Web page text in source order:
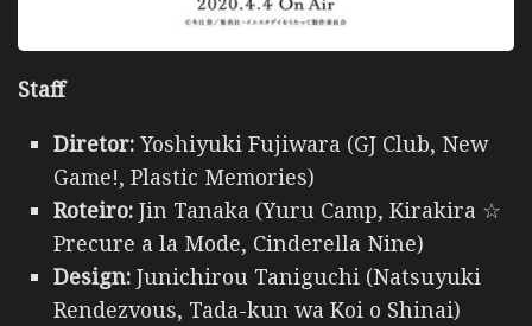
Staff
Diretor: Yoshiyuki Fujiwara (GJ Club, New
Game!, Plastic Memories)
Roteiro: Jin Tanaka (Yuru Camp, Kirakira ☆
Precure a la Mode, Cinderella Nine)
Design: Junichirou Taniguchi (Natsuyuki
Rendezvous, Tada-kun wa Koi o Shinai)